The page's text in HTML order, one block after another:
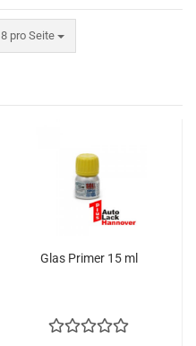
8 pro Seite
pro Seite
Glas Primer 15 ml